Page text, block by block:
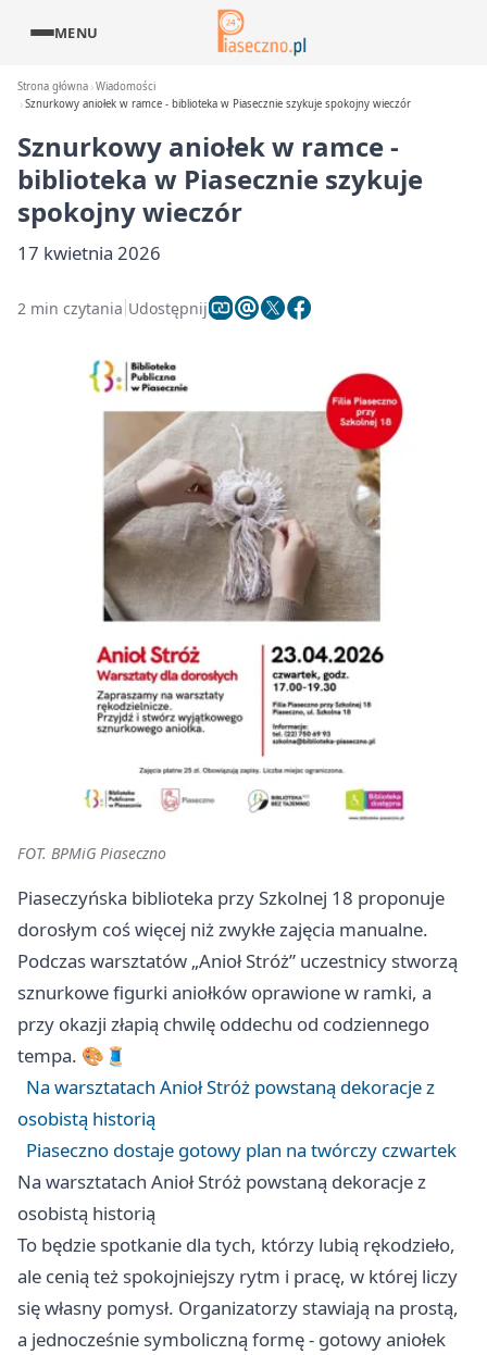
MENU
Strona główna Wiadomości
Sznurkowy aniołek w ramce - biblioteka w Piasecznie szykuje spokojny wieczór
Sznurkowy aniołek w ramce -
biblioteka w Piasecznie szykuje
spokojny wieczór
17 kwietnia 2026
2 min czytania Udostępnij
FOT. BPMiG Piaseczno
Piaseczyńska biblioteka przy Szkolnej 18 proponuje
dorosłym coś więcej niż zwykłe zajęcia manualne.
Podczas warsztatów „Anioł Stróż” uczestnicy stworzą
sznurkowe figurki aniołków oprawione w ramki, a
przy okazji złapią chwilę oddechu od codziennego
tempa. 🎨🧵
Na warsztatach Anioł Stróż powstaną dekoracje z
osobistą historią
Piaseczno dostaje gotowy plan na twórczy czwartek
Na warsztatach Anioł Stróż powstaną dekoracje z
osobistą historią
To będzie spotkanie dla tych, którzy lubią rękodzieło,
ale cenią też spokojniejszy rytm i pracę, w której liczy
się własny pomysł. Organizatorzy stawiają na prostą,
a jednocześnie symboliczną formę - gotowy aniołek